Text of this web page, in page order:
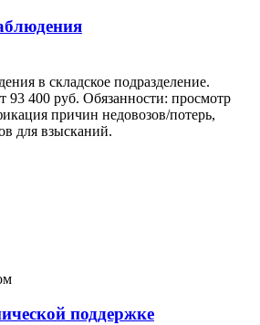
в складское подразделение.
93 400 руб. Обязанности: просмотр
причин недовозов/потерь,
для взысканий.
поддержке